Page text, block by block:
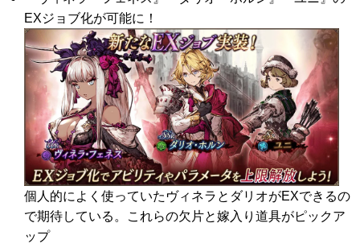
EXジョブ化が可能に！
個人的によく使っていたヴィネラとダリオがEXできるの
で期待している。これらの欠片と嫁入り道具がピックア
ップ